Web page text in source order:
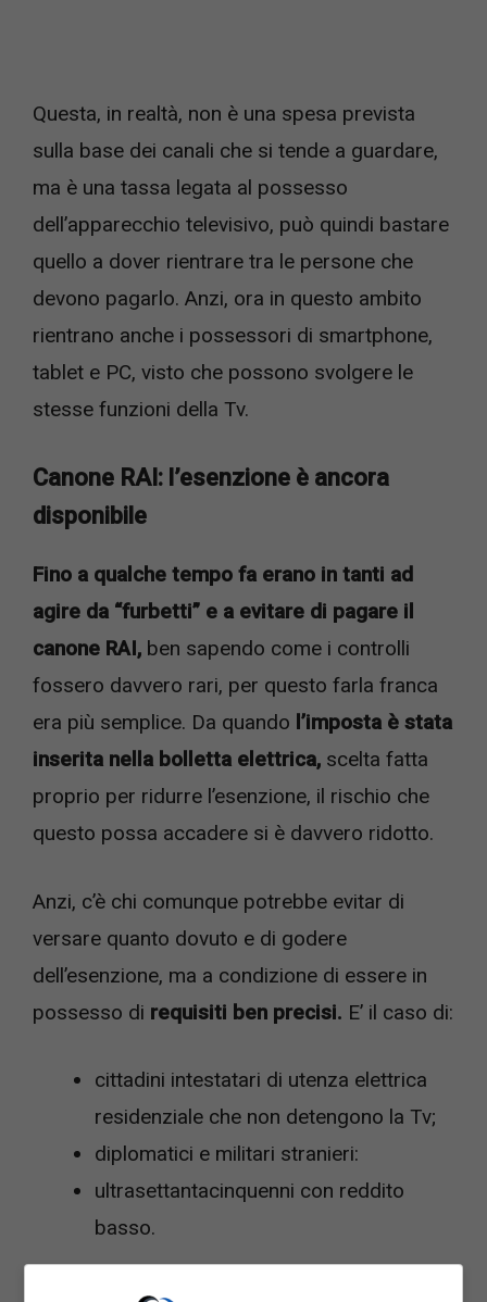
Questa, in realtà, non è una spesa prevista
sulla base dei canali che si tende a guardare,
ma è una tassa legata al possesso
dell’apparecchio televisivo, può quindi bastare
quello a dover rientrare tra le persone che
devono pagarlo. Anzi, ora in questo ambito
rientrano anche i possessori di smartphone,
tablet e PC, visto che possono svolgere le
stesse funzioni della Tv.
Canone RAI: l’esenzione è ancora
disponibile
Fino a qualche tempo fa erano in tanti ad
agire da “furbetti” e a evitare di pagare il
canone RAI, ben sapendo come i controlli
fossero davvero rari, per questo farla franca
era più semplice. Da quando l’imposta è stata
inserita nella bolletta elettrica, scelta fatta
proprio per ridurre l’esenzione, il rischio che
questo possa accadere si è davvero ridotto.
Anzi, c’è chi comunque potrebbe evitar di
versare quanto dovuto e di godere
dell’esenzione, ma a condizione di essere in
possesso di requisiti ben precisi. E’ il caso di:
cittadini intestatari di utenza elettrica
residenziale che non detengono la Tv;
diplomatici e militari stranieri:
ultrasettantacinquenni con reddito
basso.